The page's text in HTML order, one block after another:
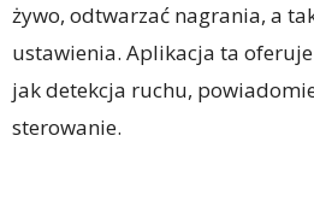
żywo, odtwarzać nagrania, a
ustawienia. Aplikacja ta
jak detekcja ruchu,
sterowanie.